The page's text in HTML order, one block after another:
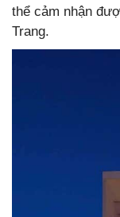
thể cảm nhận
Trang.